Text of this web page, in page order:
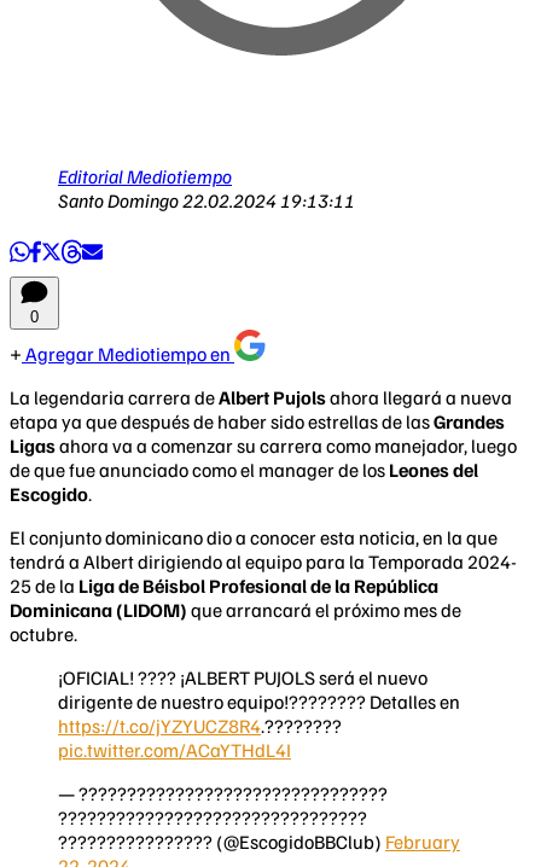
Editorial Mediotiempo
Santo Domingo22.02.2024 19:13:11
0
Agregar Mediotiempo en
La legendaria carrera deAlbert Pujolsahora llegará a nueva
etapa ya que después de haber sido estrellas de lasGrandes
Ligasahora va a comenzar su carrera como manejador, luego
de que fue anunciado como el manager de los Leones del
Escogido.
El conjunto dominicano dio a conocer esta noticia, en la que
tendrá a Albert dirigiendo al equipo para la Temporada 2024-
25 de la Liga de Béisbol Profesional de la República
Dominicana (LIDOM) que arrancará el próximo mes de
octubre.
¡OFICIAL! ???? ¡ALBERT PUJOLS será el nuevo
dirigente de nuestro equipo!???????? Detalles en
https://t.co/jYZYUCZ8R4.????‍????
pic.twitter.com/ACaYTHdL4I
— ????????????????????????????????
????????????????????????????????
???????????????? (@EscogidoBBClub) February